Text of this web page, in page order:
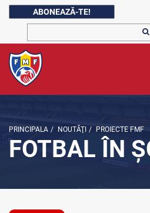
ABONEAZĂ-TE!
PRINCIPALA / NOUTĂŢI / PROIECTE FMF
FOTBAL ÎN